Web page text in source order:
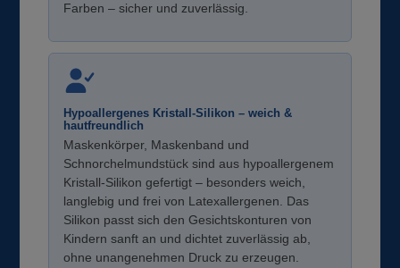
Farben – sicher und zuverlässig.
Hypoallergenes Kristall-Silikon – weich &
hautfreundlich
Maskenkörper, Maskenband und
Schnorchelmundstück sind aus hypoallergenem
Kristall-Silikon gefertigt – besonders weich,
langlebig und frei von Latexallergenen. Das
Silikon passt sich den Gesichtskonturen von
Kindern sanft an und dichtet zuverlässig ab,
ohne unangenehmen Druck zu erzeugen.